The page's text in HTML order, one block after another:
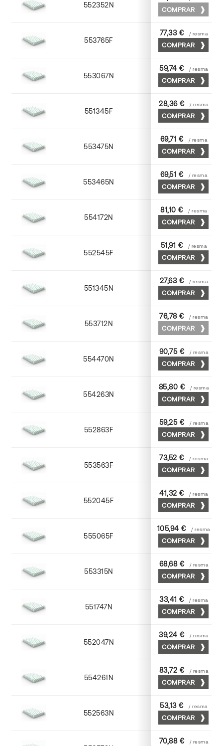
552352N 52 x 70
COMPRAR
553765F 65 x 90
77,33 € / resma
COMPRAR
553067N 65 x 90
59,74 € / resma
COMPRAR
551345F 45 x 64
28,36 € / resma
COMPRAR
553475N 75 x 53
69,71 € / resma
COMPRAR
553465N 65 x 90
69,51 € / resma
COMPRAR
554172N 70 x 100
81,10 € / resma
COMPRAR
552545F 45 x 64
51,91 € / resma
COMPRAR
551345N 45 x 64
27,63 € / resma
COMPRAR
553712N 72 x 102
76,78 € / resma
COMPRAR
554470N 70 x 100
90,75 € / resma
COMPRAR
554263N 63 x 88
85,80 € / resma
COMPRAR
552863F 63 x 88
59,25 € / resma
COMPRAR
553563F 63 x 88
73,52 € / resma
COMPRAR
552045F 45 x 64
41,32 € / resma
COMPRAR
555065F 65 x 90
105,94 € / resma
COMPRAR
553315N 72 x 102
68,68 € / resma
COMPRAR
551747N 45 x 64
33,41 € / resma
COMPRAR
552047N 45 x 64
39,24 € / resma
COMPRAR
554261N 63 x 88
83,72 € / resma
COMPRAR
552563N 63 x 88
53,13 € / resma
COMPRAR
70,88 € / resma